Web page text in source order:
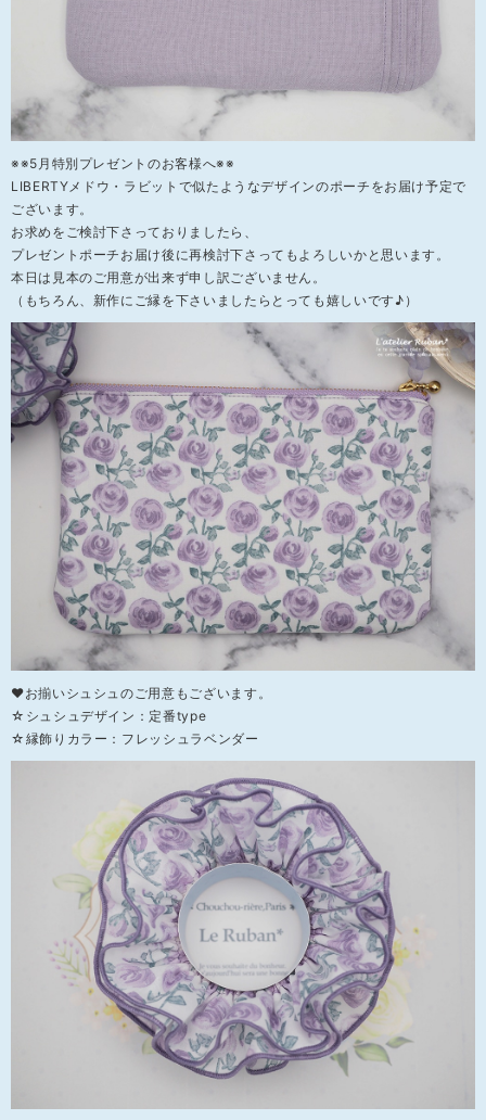
※※5月特別プレゼントのお客様へ※※
LIBERTYメドウ・ラビットで似たようなデザインのポーチをお届け予定で
ございます。
お求めをご検討下さっておりましたら、
プレゼントポーチお届け後に再検討下さってもよろしいかと思います。
本日は見本のご用意が出来ず申し訳ございません。
（もちろん、新作にご縁を下さいましたらとっても嬉しいです♪）
❤お揃いシュシュのご用意もございます。
☆シュシュデザイン：定番type
☆縁飾りカラー：フレッシュラベンダー